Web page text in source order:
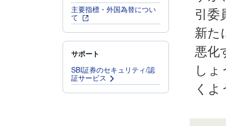
主要指標・外国為替につい
て
サポート
SBI証券のセキュリティ/認
証サービス
引委
新た
悪化
しょ
く